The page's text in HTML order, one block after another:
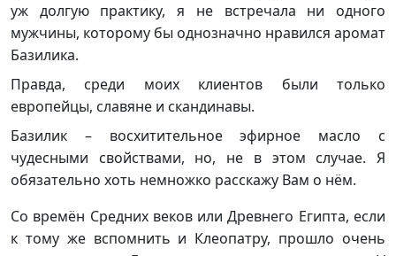
уж долгую практику, я не встречала ни одного
мужчины, которому бы однозначно нравился аромат
Базилика.
Правда, среди моих клиентов были только
европейцы, славяне и скандинавы.
Базилик – восхитительное эфирное масло с
чудесными свойствами, но, не в этом случае. Я
обязательно хоть немножко расскажу Вам о нём.
Со времён Средних веков или Древнего Египта, если
к тому же вспомнить и Клеопатру, прошло очень